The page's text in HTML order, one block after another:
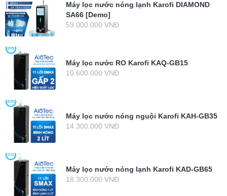
Máy lọc nước nóng lạnh Karofi DIAMOND
SA66 [Demo]
59.000.000 VNĐ
Máy lọc nước RO Karofi KAQ-GB15
10.600.000 VNĐ
Máy lọc nước nóng nguội Karofi KAH-GB35
14.300.000 VNĐ
Máy lọc nước nóng lạnh Karofi KAD-GB65
18.300.000 VNĐ